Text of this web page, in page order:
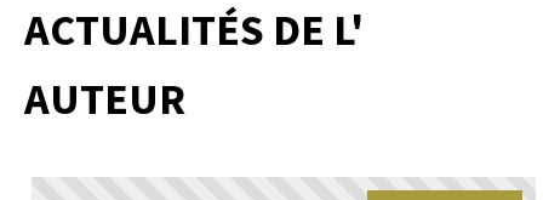
ACTUALITÉS DE L'
AUTEUR